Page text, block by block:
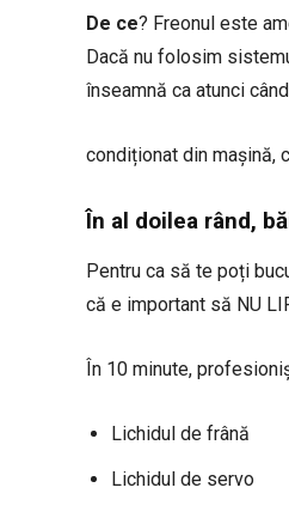
De ce? Freonul este
Dacă nu folosim
înseamnă ca atunci
condiționat din mașină,
În al doilea rând,
Pentru ca să te poți
că e important să NU
În 10 minute,
Lichidul de frână
Lichidul de servo